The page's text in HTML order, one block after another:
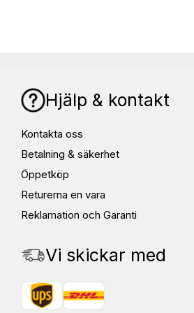
Hjälp & kontakt
Kontakta oss
Betalning & säkerhet
Öppetköp
Returerna en vara
Reklamation och Garanti
Vi skickar med